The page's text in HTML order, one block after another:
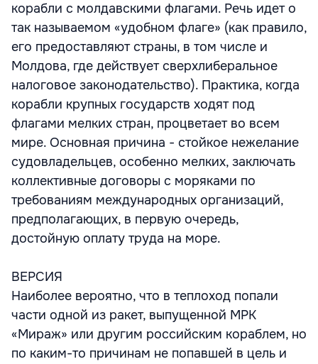
корабли с молдавскими флагами. Речь идет о
так называемом «удобном флаге» (как правило,
его предоставляют страны, в том числе и
Молдова, где действует сверхлиберальное
налоговое законодательство). Практика, когда
корабли крупных государств ходят под
флагами мелких стран, процветает во всем
мире. Основная причина - стойкое нежелание
судовладельцев, особенно мелких, заключать
коллективные договоры с моряками по
требованиям международных организаций,
предполагающих, в первую очередь,
достойную оплату труда на море.
ВЕРСИЯ
Наиболее вероятно, что в теплоход попали
части одной из ракет, выпущенной МРК
«Мираж» или другим российским кораблем, но
по каким-то причинам не попавшей в цель и